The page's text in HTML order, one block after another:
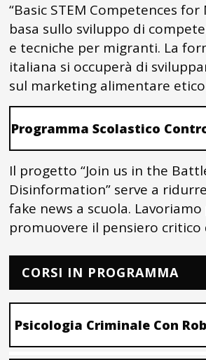
“Basic STEM Competences for
basa sullo sviluppo di
e tecniche per migranti. La
italiana si occuperà di
sul marketing alimentare etico
Programma Scolastico
Il progetto “Join us in the
Disinformation” serve a
fake news a scuola.
promuovere il pensiero
CORSI IN PROGRAMMA
Psicologia Criminale Con